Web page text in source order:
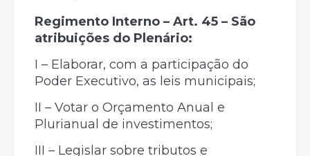
Regimento Interno – Art. 45 – São
atribuições do Plenário:
I – Elaborar, com a participação do
Poder Executivo, as leis municipais;
II – Votar o Orçamento Anual e
Plurianual de investimentos;
III – Legislar sobre tributos e